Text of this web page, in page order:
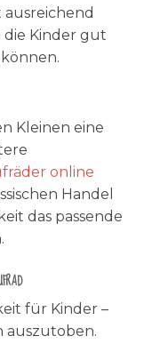
ausreichend
die Kinder gut
Kleinen eine
online
Handel
das passende
für Kinder –
auszutoben.